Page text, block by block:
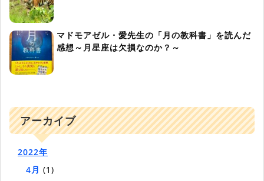
マドモアゼル・愛先生の「月の教科書」を読んだ
感想～月星座は欠損なのか？～
アーカイブ
2022年
4月 (1)